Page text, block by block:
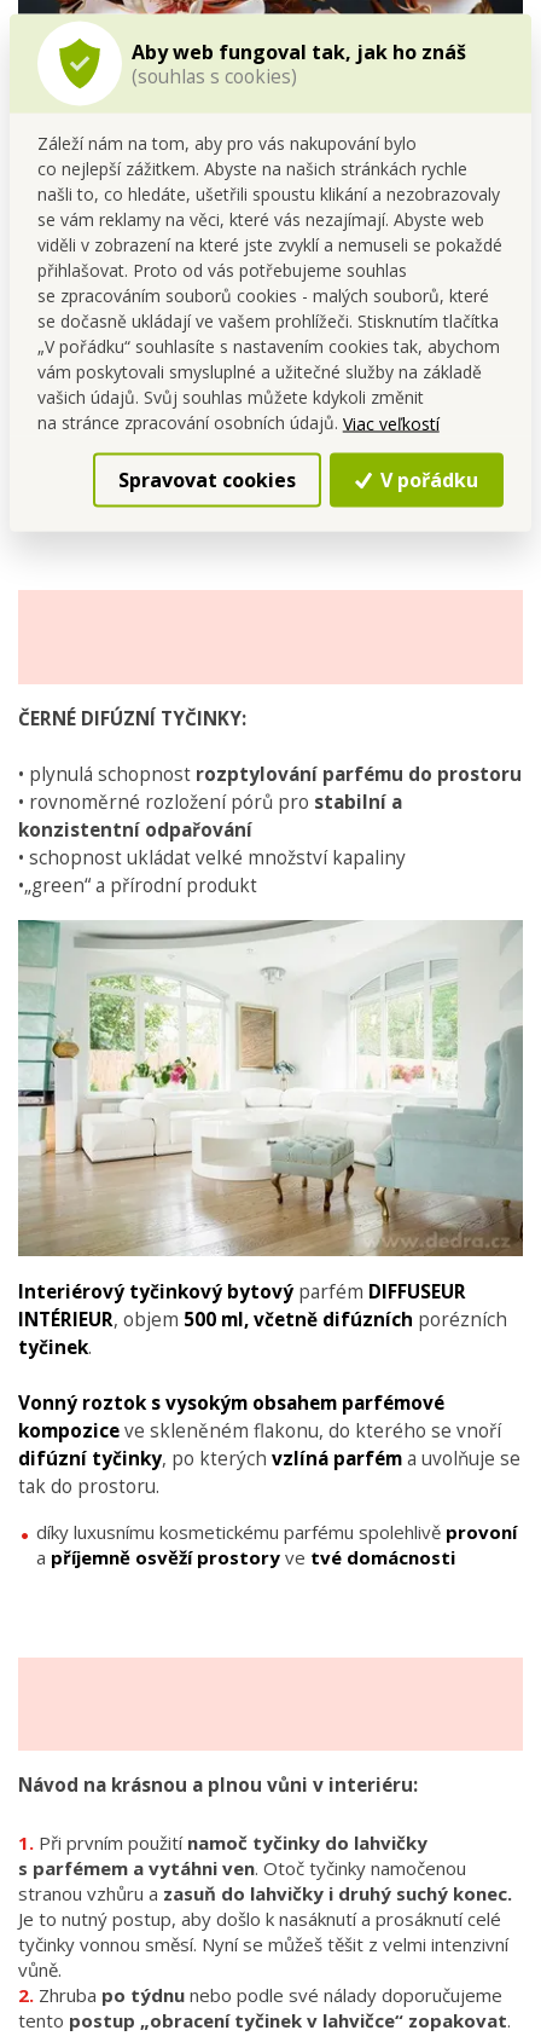
Aby web fungoval tak, jak ho znáš
(souhlas s cookies)
Záleží nám na tom, aby pro vás nakupování bylo
co nejlepší zážitkem. Abyste na našich stránkách rychle
našli to, co hledáte, ušetřili spoustu klikání a nezobrazovaly
se vám reklamy na věci, které vás nezajímají. Abyste web
viděli v zobrazení na které jste zvyklí a nemuseli se pokaždé
přihlašovat. Proto od vás potřebujeme souhlas
se zpracováním souborů cookies - malých souborů, které
se dočasně ukládají ve vašem prohlížeči. Stisknutím tlačítka
„V pořádku“ souhlasíte s nastavením cookies tak, abychom
vám poskytovali smysluplné a užitečné služby na základě
vašich údajů. Svůj souhlas můžete kdykoli změnit
na stránce zpracování osobních údajů. Viac veľkostí
Spravovat cookies V pořádku
MAGNOLIA
Jemná pudrová kompozice mošusovo květinové
vůně doplněnaexotickým kořením. Něžné orosené
okvětní plátky se v srdci vonné kompozice snoubí s
tropickýmylang-ylang avanilkou.
Typ vůně: květinová, dřevitá, mošusová, vanilková
: bergamot, mandarinka
: geranie, růže, Ylang ylang
: vanilka, pačule, mošus, santalové dřevo
ČERNÉ DIFÚZNÍ TYČINKY:
• plynulá schopnost rozptylování parfému do prostoru
• rovnoměrné rozložení pórů pro stabilní a
konzistentní odpařování
• schopnost ukládat velké množství kapaliny
•„green“ a přírodní produkt
Interiérový tyčinkový bytový parfém DIFFUSEUR
INTÉRIEUR, objem 500 ml,včetně difúzních porézních
tyčinek.
Vonný roztok s vysokým obsahem parfémové
kompoziceve skleněném flakonu, do kterého se vnoří
difúzní tyčinky, po kterých vzlíná parféma uvolňuje se
tak do prostoru.
díky luxusnímu kosmetickému parfému spolehlivě provoní
a příjemně osvěží prostory ve tvé domácnosti
Návod na krásnou a plnou vůni v interiéru:
Při prvním použití namoč tyčinky do lahvičky
s parfémem a vytáhni ven. Otoč tyčinky namočenou
stranou vzhůru a zasuň do lahvičky i druhý suchý konec.
Je to nutný postup, aby došlo k nasáknutí a prosáknutí celé
tyčinky vonnou směsí. Nyní se můžeš těšit z velmi intenzivní
vůně.
Zhruba po týdnu nebo podle své nálady doporučujeme
tento postup „obracení tyčinek v lahvičce“ zopakovat.